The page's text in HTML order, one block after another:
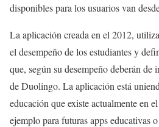
disponibles para los usuarios van
La aplicación creada en el 2012,
el desempeño de los estudiantes y
que, según su desempeño deberán de
de Duolingo. La aplicación está
educación que existe actualmente en
ejemplo para futuras apps educativas